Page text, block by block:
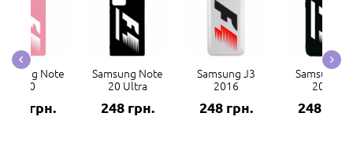
Note
20
248 грн.
Samsung Note
20 Ultra
248 грн.
Samsung J3
2016
248 грн.
Samsung J3
2017
248 грн.